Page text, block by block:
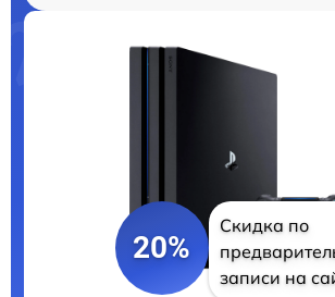
20%
Скидка по
записи на